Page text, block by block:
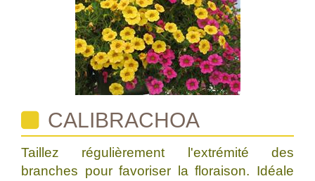
CALIBRACHOA
Taillez régulièrement l'extrémité des
branches pour favoriser la floraison. Idéale